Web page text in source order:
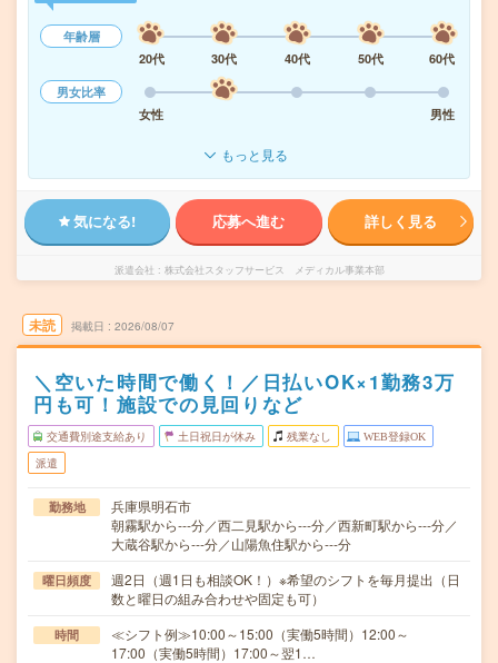
年齢層
20代
30代 40代 50代
60代
男女比率
女性
男性
もっと見る
気になる! 応募へ進む 詳しく見る
派遣会社 株式会社スタッフサービス メディカル事業本部
未読 掲載日 2026/08/07
＼空いた時間で働く！／日払いOK×1勤務3万
円も可！施設での見回りなど
交通費別途支給あり 土日祝日が休み 残業なし WEB登録OK
派遣
勤務地
兵庫県明石市
朝霧駅から---分／西二見駅から---分／西新町駅から---分／
大蔵谷駅から---分／山陽魚住駅から---分
曜日頻度
週2日（週1日も相談OK！）※希望のシフトを毎月提出（日
数と曜日の組み合わせや固定も可）
時間
≪シフト例≫10:00～15:00（実働5時間）12:00～
17:00（実働5時間）17:00～翌1…